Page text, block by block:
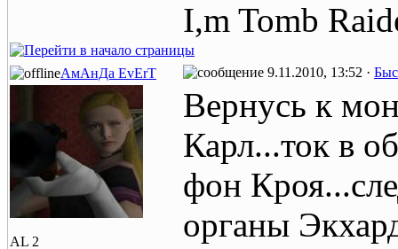
I,m Tomb
АмАнДа EvErT 9.11.2010, 13:52 ·
AL 2
Вернусь к
Карл...ток в
фон
органы